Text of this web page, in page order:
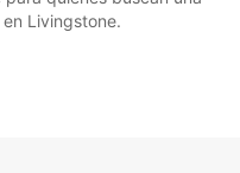
Livingstone.